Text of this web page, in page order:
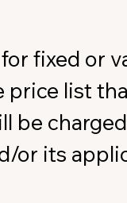
fixed or
list
be
or its